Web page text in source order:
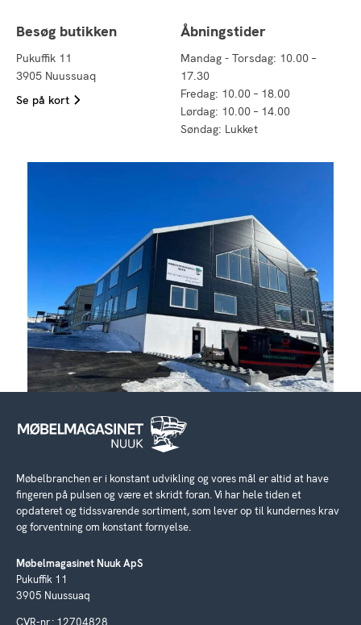
Besøg butikken
Pukuffik 11
3905 Nuussuaq
Se på kort
Åbningstider
Mandag - Torsdag: 10.00 –
17.30
Fredag: 10.00 – 18.00
Lørdag: 10.00 – 14.00
Søndag: Lukket
Møbelbranchen er i konstant udvikling og vores mål er altid at have
fingeren på pulsen og være et skridt foran. Vi har hele tiden et
opdateret og tidssvarende sortiment, som lever op til kundernes krav
og forventning om konstant fornyelse.
Møbelmagasinet Nuuk ApS
Pukuffik 11
3905 Nuussuaq
CVR-nr.: 12704828